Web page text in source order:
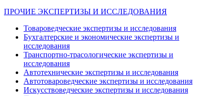
ПРОЧИЕ ЭКСПЕРТИЗЫ И ИССЛЕДОВАНИЯ
Товароведческие экспертизы и исследования
Бухгалтерские и экономические экспертизы и
исследования
Транспортно-трасологические экспертизы и
исследования
Автотехнические экспертизы и исследования
Автотовароведческие экспертизы и исследования
Искусствоведческие экспертизы и исследования